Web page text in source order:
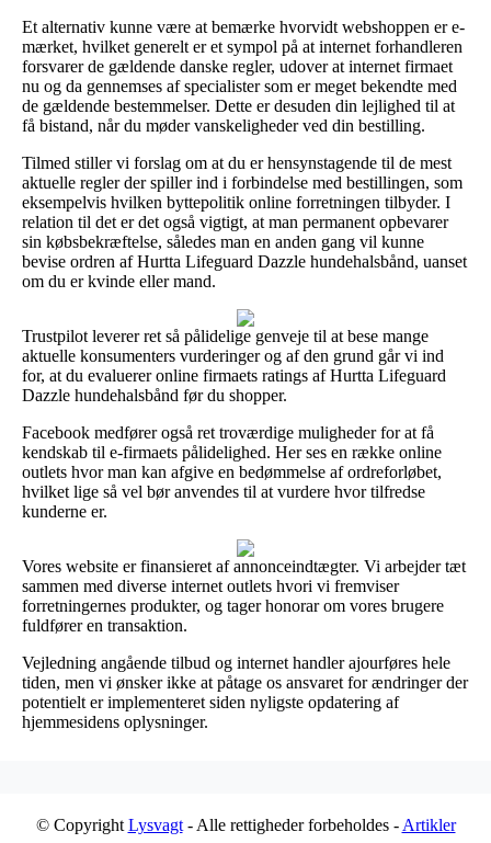
Et alternativ kunne være at bemærke hvorvidt webshoppen er e-
mærket, hvilket generelt er et sympol på at internet forhandleren
forsvarer de gældende danske regler, udover at internet firmaet
nu og da gennemses af specialister som er meget bekendte med
de gældende bestemmelser. Dette er desuden din lejlighed til at
få bistand, når du møder vanskeligheder ved din bestilling.
Tilmed stiller vi forslag om at du er hensynstagende til de mest
aktuelle regler der spiller ind i forbindelse med bestillingen, som
eksempelvis hvilken byttepolitik online forretningen tilbyder. I
relation til det er det også vigtigt, at man permanent opbevarer
sin købsbekræftelse, således man en anden gang vil kunne
bevise ordren af Hurtta Lifeguard Dazzle hundehalsbånd, uanset
om du er kvinde eller mand.
Trustpilot leverer ret så pålidelige genveje til at bese mange
aktuelle konsumenters vurderinger og af den grund går vi ind
for, at du evaluerer online firmaets ratings af Hurtta Lifeguard
Dazzle hundehalsbånd før du shopper.
Facebook medfører også ret troværdige muligheder for at få
kendskab til e-firmaets pålidelighed. Her ses en række online
outlets hvor man kan afgive en bedømmelse af ordreforløbet,
hvilket lige så vel bør anvendes til at vurdere hvor tilfredse
kunderne er.
Vores website er finansieret af annonceindtægter. Vi arbejder tæt
sammen med diverse internet outlets hvori vi fremviser
forretningernes produkter, og tager honorar om vores brugere
fuldfører en transaktion.
Vejledning angående tilbud og internet handler ajourføres hele
tiden, men vi ønsker ikke at påtage os ansvaret for ændringer der
potentielt er implementeret siden nyligste opdatering af
hjemmesidens oplysninger.
© Copyright Lysvagt- Alle rettigheder forbeholdes - Artikler